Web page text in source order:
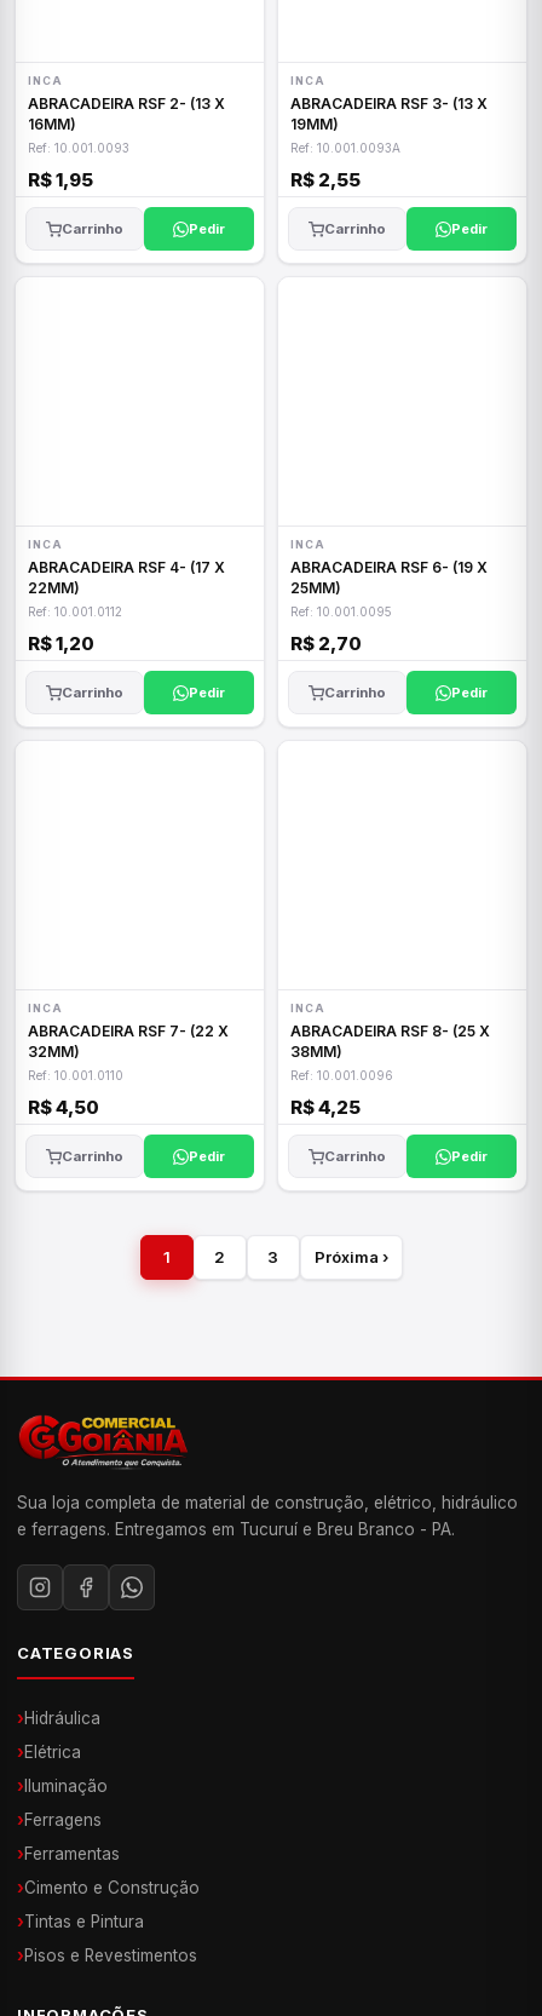
INCA
ABRACADEIRA RSF 2- (13 X
16MM)
Ref: 10.001.0093
R$ 1,95
Carrinho Pedir
INCA
ABRACADEIRA RSF 3- (13 X
19MM)
Ref: 10.001.0093A
R$ 2,55
Carrinho Pedir
INCA
ABRACADEIRA RSF 4- (17 X
22MM)
Ref: 10.001.0112
R$ 1,20
Carrinho Pedir
INCA
ABRACADEIRA RSF 6- (19 X
25MM)
Ref: 10.001.0095
R$ 2,70
Carrinho Pedir
INCA
ABRACADEIRA RSF 7- (22 X
32MM)
Ref: 10.001.0110
R$ 4,50
Carrinho Pedir
INCA
ABRACADEIRA RSF 8- (25 X
38MM)
Ref: 10.001.0096
R$ 4,25
Carrinho Pedir
1 2 3 Próxima ›
Sua loja completa de material de construção, elétrico, hidráulico
e ferragens. Entregamos em Tucuruí e Breu Branco - PA.
CATEGORIAS
›Hidráulica
›Elétrica
› Iluminação
›Ferragens
›Ferramentas
›Cimento e Construção
›Tintas e Pintura
›Pisos e Revestimentos